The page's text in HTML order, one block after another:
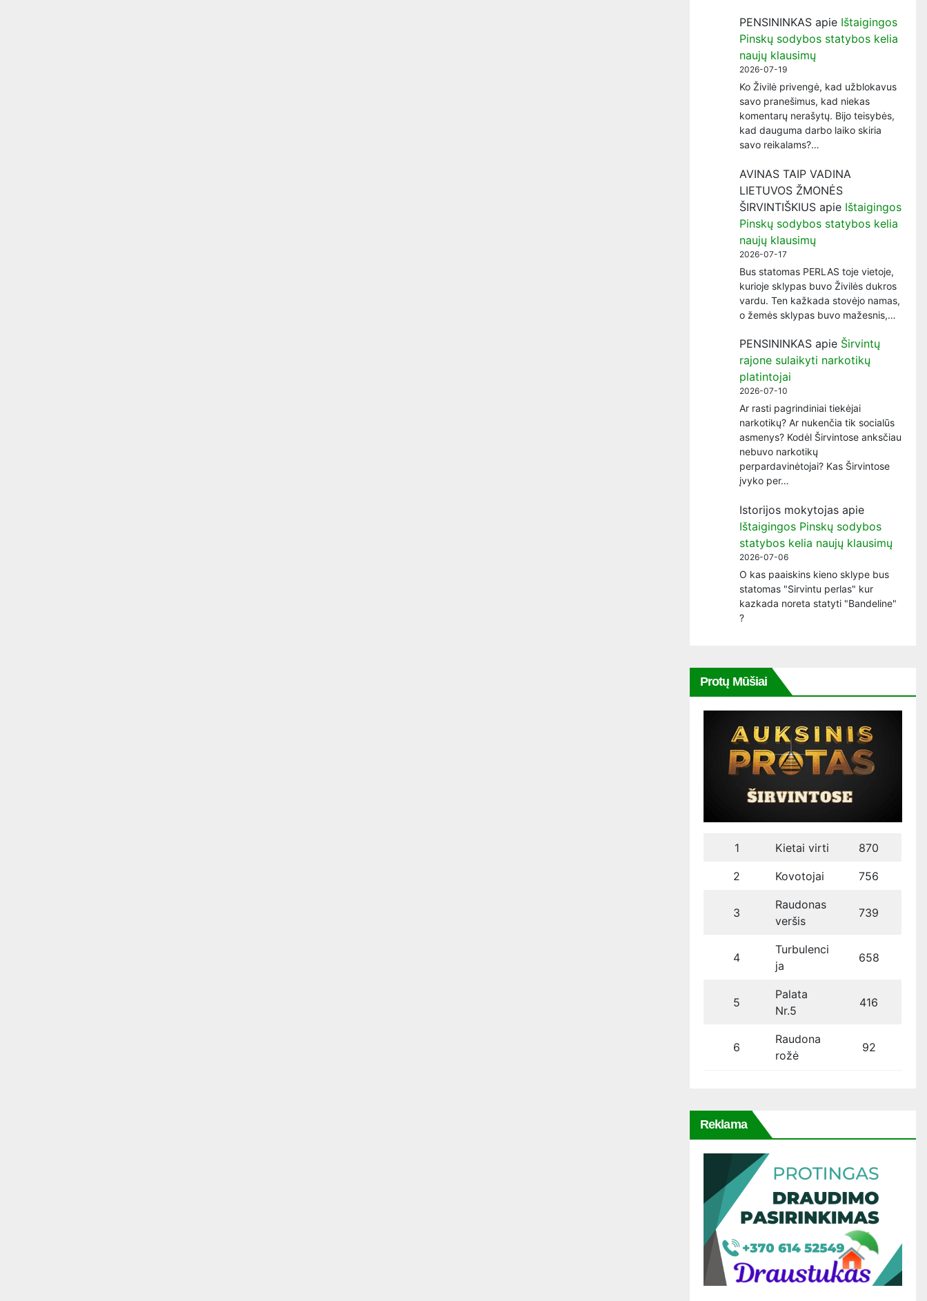
PENSININKAS apie Ištaigingos
Pinskų sodybos statybos kelia
naujų klausimų
2026-07-19
Ko Živilė privengė, kad užblokavus
savo pranešimus, kad niekas
komentarų nerašytų. Bijo teisybės,
kad dauguma darbo laiko skiria
savo reikalams?…
AVINAS TAIP VADINA
LIETUVOS ŽMONĖS
ŠIRVINTIŠKIUS apie Ištaigingos
Pinskų sodybos statybos kelia
naujų klausimų
2026-07-17
Bus statomas PERLAS toje vietoje,
kurioje sklypas buvo Živilės dukros
vardu. Ten kažkada stovėjo namas,
o žemės sklypas buvo mažesnis,…
PENSININKAS apie Širvintų
rajone sulaikyti narkotikų
platintojai
2026-07-10
Ar rasti pagrindiniai tiekėjai
narkotikų? Ar nukenčia tik socialūs
asmenys? Kodėl Širvintose anksčiau
nebuvo narkotikų
perpardavinėtojai? Kas Širvintose
įvyko per…
Istorijos mokytojas apie
Ištaigingos Pinskų sodybos
statybos kelia naujų klausimų
2026-07-06
O kas paaiskins kieno sklype bus
statomas "Sirvintu perlas" kur
kazkada noreta statyti "Bandeline"
?
Protų Mūšiai
1 Kietai virti 870
2 Kovotojai 756
3
Raudonas
veršis
739
4
Turbulenci
ja
658
5
Palata
Nr.5
416
6
Raudona
rožė
92
Reklama